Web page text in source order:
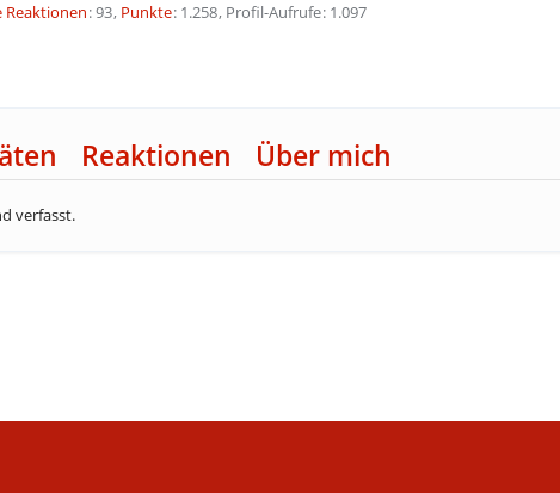
Reaktionen 93 Punkte 1.258 Profil-Aufrufe 1.097
Reaktionen Über mich
verfasst.